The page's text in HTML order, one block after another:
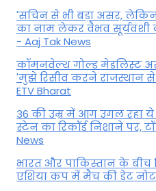
'सचिन से भी बड़ा असर,
का नाम लेकर वैभव सूर्यवंशी
- Aaj Tak News
कॉमनवेल्थ गोल्ड मे​डलिस्ट
'मुझे रिसीव करने राजस्थान से
ETV Bharat
36 की उम्र में आग उगल रहा
स्टेन का रिकॉर्ड निशाने पर,
News
भारत और पाकिस्तान के बीच
एशिया कप में मैच की डेट नोट